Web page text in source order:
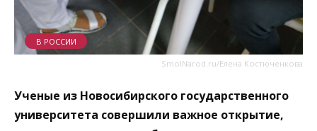
SmolNarod.ru/Елена Костюченкова
В РОССИИ
Ученые из Новосибирского государственного
университета совершили важное открытие,